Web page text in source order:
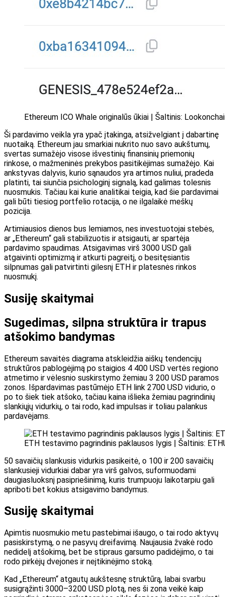
Ethereum ICO Whale originalūs ūkiai | Šaltinis:
Ši pardavimo veikla yra ypač įtakinga, atsižvelgiant į dabartinę
nuotaiką. Ethereum jau smarkiai nukrito nuo savo aukštumų,
svertas sumažėjo visose išvestinių finansinių priemonių
rinkose, o mažmeninės prekybos pasitikėjimas sumažėjo. Kai
ankstyvas dalyvis, kurio sąnaudos yra artimos nuliui, pradeda
platinti, tai siunčia psichologinį signalą, kad galimas tolesnis
nuosmukis. Tačiau kai kurie analitikai teigia, kad šie pardavimai
gali būti tiesiog portfelio rotacija, o ne ilgalaikė meškų
pozicija.
Artimiausios dienos bus lemiamos, nes investuotojai stebės,
ar „Ethereum“ gali stabilizuotis ir atsigauti, ar spartėja
pardavimo spaudimas. Atsigavimas virš 3000 USD gali
atgaivinti optimizmą ir atkurti pagreitį, o besitęsiantis
silpnumas gali patvirtinti gilesnį ETH ir platesnės rinkos
nuosmukį.
Susiję skaitymai
Sugedimas, silpna struktūra ir trapus
atšokimo bandymas
Ethereum savaitės diagrama atskleidžia aiškų tendencijų
struktūros pablogėjimą po staigios 4 400 USD vertės regiono
atmetimo ir vėlesnio suskirstymo žemiau 3 200 USD paramos
zonos. Išpardavimas pastūmėjo ETH link 2700 USD vidurio, o
po to šiek tiek atšoko, tačiau kaina išlieka žemiau pagrindinių
slankiųjų vidurkių, o tai rodo, kad impulsas ir toliau palankus
pardavėjams.
ETH testavimo pagrindinis paklausos lygis | Šaltinis:
50 savaičių slankusis vidurkis pasikeitė, o 100 ir 200 savaičių
slankusieji vidurkiai dabar yra virš galvos, suformuodami
daugiasluoksnį pasipriešinimą, kuris trumpuoju laikotarpiu gali
apriboti bet kokius atsigavimo bandymus.
Susiję skaitymai
Apimtis nuosmukio metu pastebimai išaugo, o tai rodo aktyvų
pasiskirstymą, o ne pasyvų dreifavimą. Naujausia žvakė rodo
nedidelį atšokimą, bet be stipraus garsumo padidėjimo, o tai
rodo pirkėjų dvejones ir neįtikinėjimo stoką.
Kad „Ethereum“ atgautų aukštesnę struktūrą, labai svarbu
susigrąžinti 3000–3200 USD plotą, nes ši zona veikė kaip